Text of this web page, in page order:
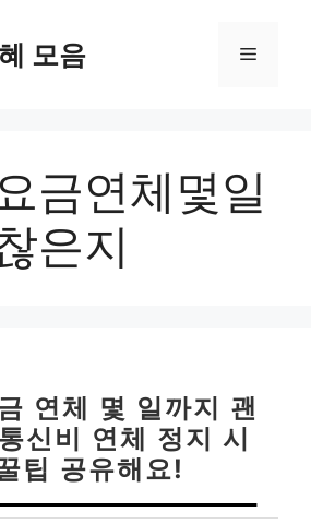
모음 메
금연체몇일
은지
연체 몇 일까지 괜
신비 연체 정지 시
팁 공유해요!